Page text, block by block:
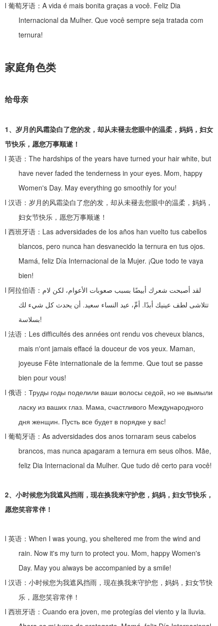
l 葡萄牙语： A vida é mais bonita graças a você. Feliz Dia
Internacional da Mulher. Que você sempre seja tratada com
ternura!
家庭角色类
给母亲
1、 岁月的风霜染白了您的发，却从未褪去您眼中的温柔，妈妈，妇女
节快乐，愿您万事顺遂！
l 英语： The hardships of the years have turned your hair white, but
have never faded the tenderness in your eyes. Mom, happy
Women's Day. May everything go smoothly for you!
l 汉语：岁月的风霜染白了您的发，却从未褪去您眼中的温柔，妈妈，
妇女节快乐，愿您万事顺遂！
l 西班牙语： Las adversidades de los años han vuelto tus cabellos
blancos, pero nunca han desvanecido la ternura en tus ojos.
Mamá, feliz Día Internacional de la Mujer. ¡Que todo te vaya
bien!
l 阿拉伯语： لقد أصبحت شعرك أبيضًا بسبب صعوبات الأعوام، لكن لام
تتلاشى لطف عينيك أبدًا. أمِّ، عيد النساء سعيد. أن يحدث كل شيء لك
بسلاسة!
l 法语： Les difficultés des années ont rendu vos cheveux blancs,
mais n'ont jamais effacé la douceur de vos yeux. Maman,
joyeuse Fête internationale de la femme. Que tout se passe
bien pour vous!
l 俄语： Труды годы поделили ваши волосы седой, но не вымыли
ласку из ваших глаз. Мама, счастливого Международного
дня женщин. Пусть все будет в порядке у вас!
l 葡萄牙语： As adversidades dos anos tornaram seus cabelos
brancos, mas nunca apagaram a ternura em seus olhos. Mãe,
feliz Dia Internacional da Mulher. Que tudo dê certo para você!
2、 小时候您为我遮风挡雨，现在换我来守护您，妈妈，妇女节快乐，
愿您笑容常伴！
l 英语： When I was young, you sheltered me from the wind and
rain. Now it's my turn to protect you. Mom, happy Women's
Day. May you always be accompanied by a smile!
l 汉语：小时候您为我遮风挡雨，现在换我来守护您，妈妈，妇女节快
乐，愿您笑容常伴！
l 西班牙语： Cuando era joven, me protegías del viento y la lluvia.